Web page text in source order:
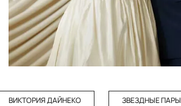
ВИКТОРИЯ ДАЙНЕКО ЗВЕЗДНЫЕ ПАРЫ